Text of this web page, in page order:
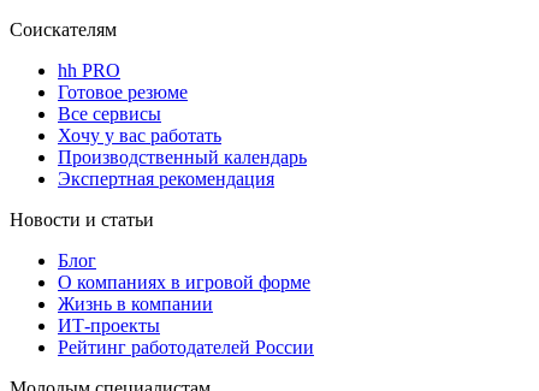
Соискателям
hh PRO
Готовое резюме
Все сервисы
Хочу у вас работать
Производственный календарь
Экспертная рекомендация
Новости и статьи
Блог
О компаниях в игровой форме
Жизнь в компании
ИТ-проекты
Рейтинг работодателей России